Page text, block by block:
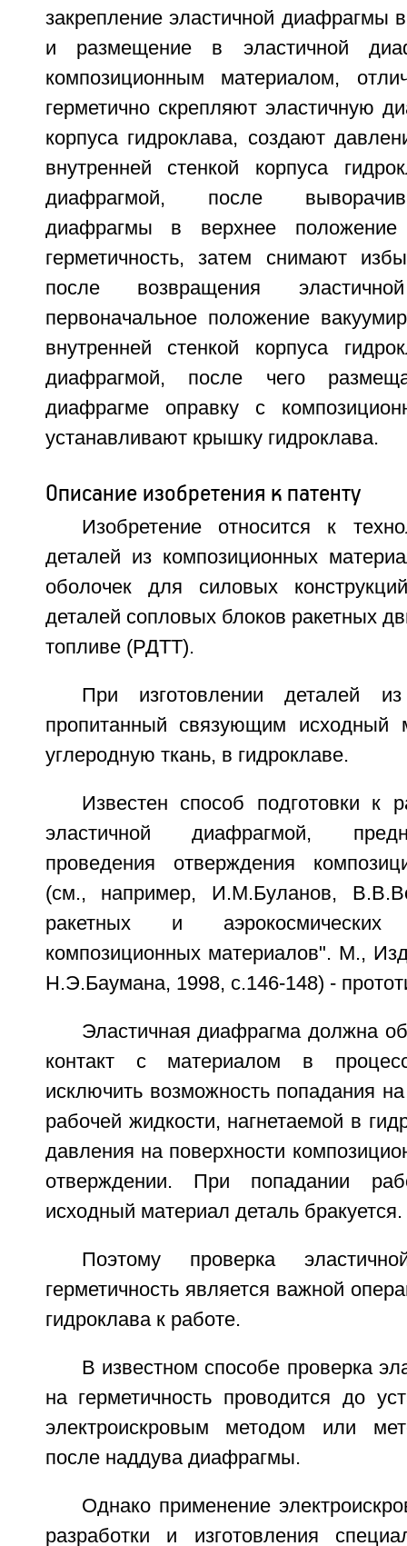
закрепление эластичной диафрагмы
и размещение в эластичной
композиционным материалом,
герметично скрепляют эластичную
корпуса гидроклава, создают
внутренней стенкой корпуса
диафрагмой, после
диафрагмы в верхнее
герметичность, затем снимают
после возвращения
первоначальное положение
внутренней стенкой корпуса
диафрагмой, после чего
диафрагме оправку с
устанавливают крышку гидроклава.
Описание изобретения к патенту
Изобретение относится к
деталей из композиционных
оболочек для силовых
деталей сопловых блоков ракетных
топливе (РДТТ).
При изготовлении деталей
пропитанный связующим исходный
углеродную ткань, в гидроклаве.
Известен способ подготовки к
эластичной диафрагмой,
проведения отверждения
(см., например, И.М.Буланов,
ракетных и
композиционных материалов". М.,
Н.Э.Баумана, 1998, с.146-148) -
Эластичная диафрагма должна
контакт с материалом в
исключить возможность попадания
рабочей жидкости, нагнетаемой в
давления на поверхности
отверждении. При попадании
исходный материал деталь бракуется.
Поэтому проверка
герметичность является важной
гидроклава к работе.
В известном способе проверка
на герметичность проводится до
электроискровым методом или
после наддува диафрагмы.
Однако применение
разработки и изготовления